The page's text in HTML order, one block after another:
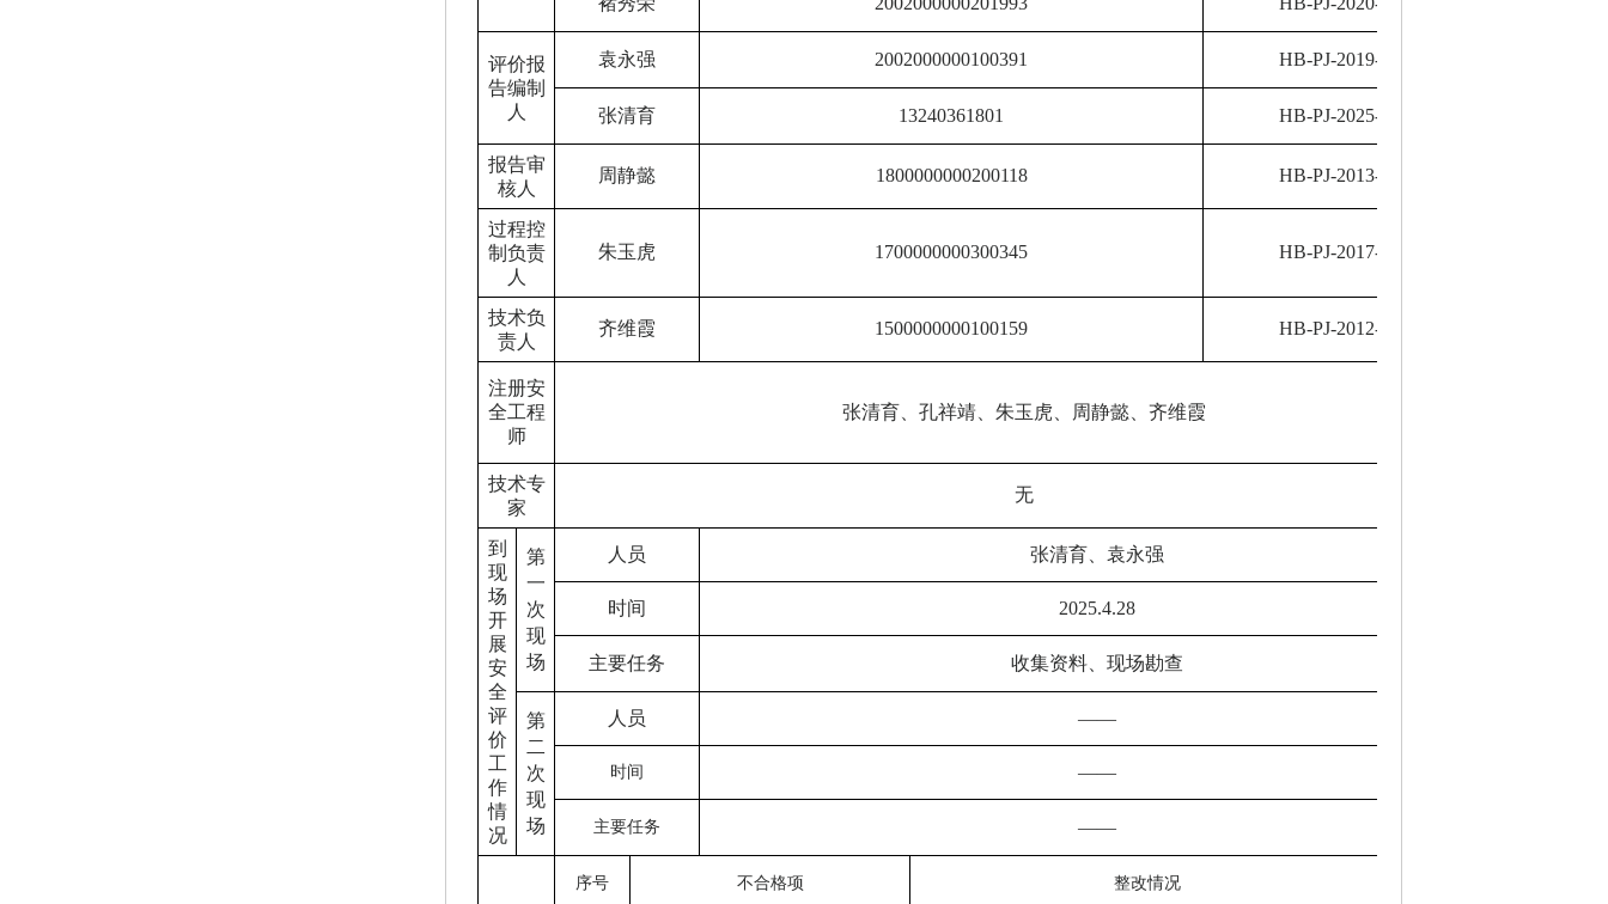
评价报
告编制
人
袁永强 2002000000100391 HB-PJ-2019-2811
张清育 13240361801 HB-PJ-2025-4853
报告审
核人
周静懿 1800000000200118 HB-PJ-2013-1871
过程控
制负责
人
朱玉虎 1700000000300345 HB-PJ-2017-2496
技术负
责人
齐维霞 1500000000100159 HB-PJ-2012-1542
注册安
全工程
师
张清育、孔祥靖、朱玉虎、周静懿、齐维霞
技术专
家
无
到
现
场
开
展
安
全
评
价
工
作
情
况
第
一
次
现
场
人员 张清育、袁永强
时间 2025.4.28
主要任务 收集资料、 现场勘查
第
二
次
现
场
人员 ——
时间 ——
主要任务 ——
序号 不合格项 整改情况